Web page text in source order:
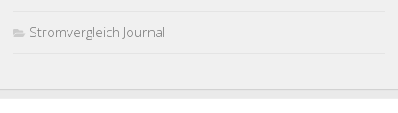
Stromvergleich Journal